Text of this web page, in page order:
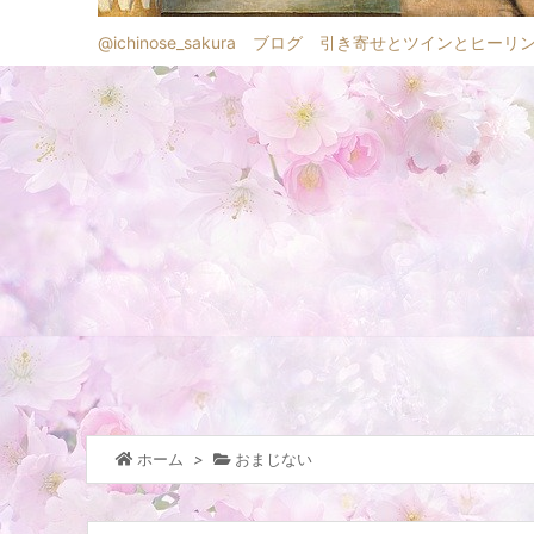
@ichinose_sakura ブログ 引き寄せとツインとヒーリ
ホーム > おまじない